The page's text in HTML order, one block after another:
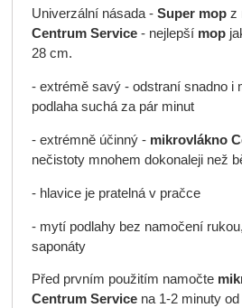
Univerzální násada - Super mopz
Centrum Service- nejlepší mop
28 cm.
- extrémě savý - odstraní snadno i
podlaha suchá za pár minut
- extrémně účinný - mikrovlákno
nečistoty mnohem dokonaleji než
- hlavice je pratelná v pračce
- mytí podlahy bez namočení
saponáty
Před prvním použitím namočte
Centrum Servicena 1-2 minuty od